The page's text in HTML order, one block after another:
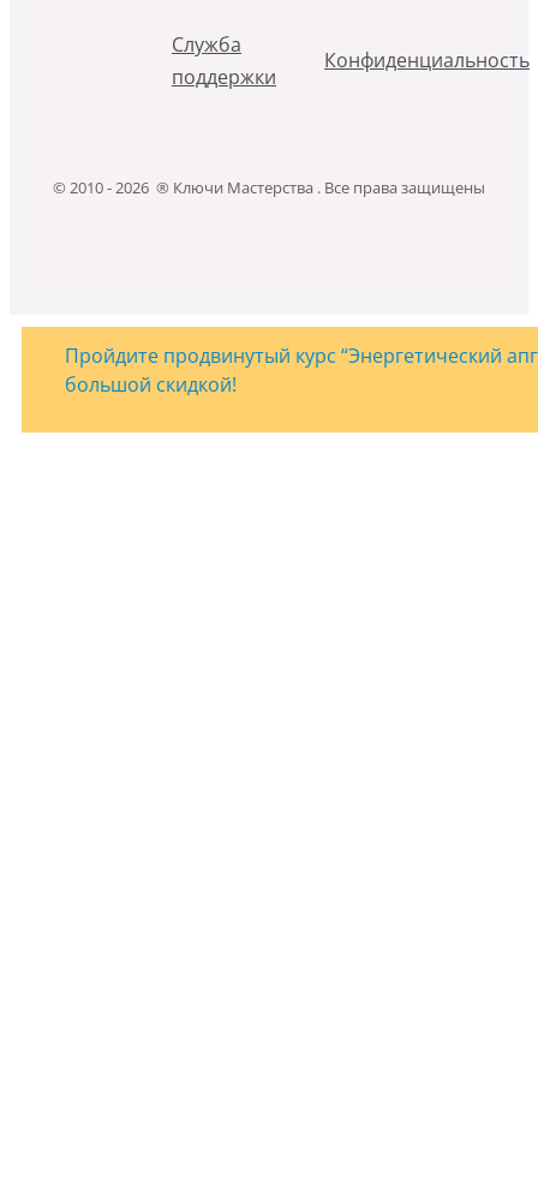
Служба
поддержки
Конфиденциальность
© 2010 - 2026 ® Ключи Мастерства . Все права защищены
Пройдите продвинутый курс “Энергетический
большой скидкой!